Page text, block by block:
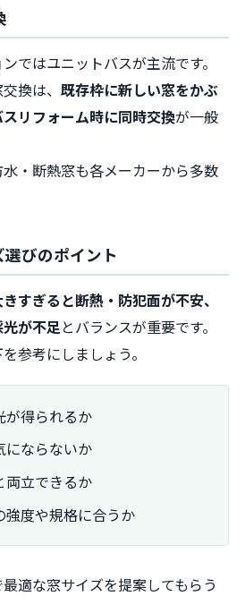
ではユニットバスが主流です。
換は、 既存枠に新しい窓をかぶ
リフォーム時に同時交換が一般
・断熱窓も各メーカーから多数
びのポイント
すぎると断熱・防犯面が不安、
が不足とバランスが重要です。
参考にしましょう。
が得られるか
にならないか
両立できるか
強度や規格に合うか
適な窓サイズを提案してもらう